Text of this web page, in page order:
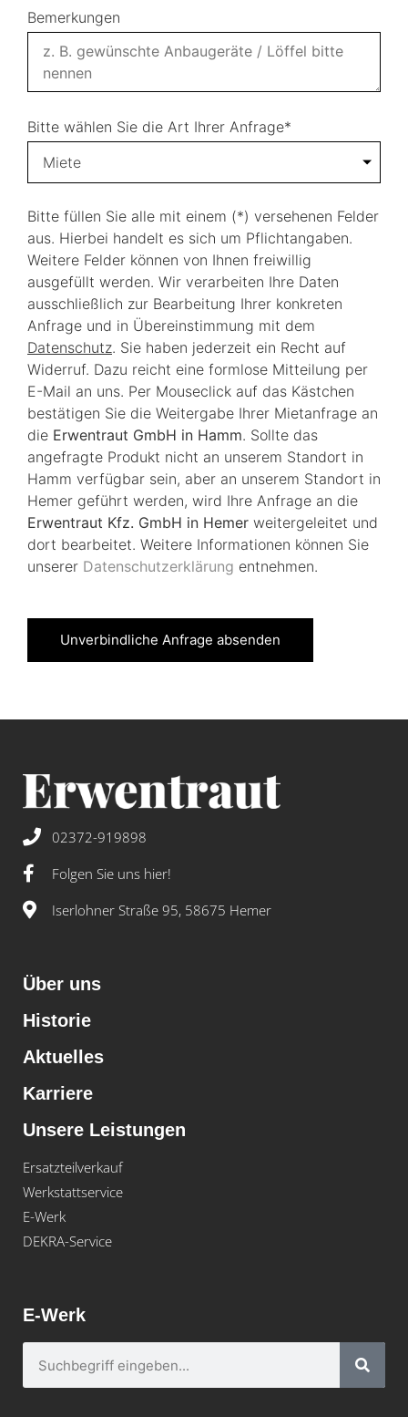
Bemerkungen
Bitte wählen Sie die Art Ihrer Anfrage*
Miete
Bitte füllen Sie alle mit einem (*) versehenen Felder
aus. Hierbei handelt es sich um Pflichtangaben.
Weitere Felder können von Ihnen freiwillig
ausgefüllt werden. Wir verarbeiten Ihre Daten
ausschließlich zur Bearbeitung Ihrer konkreten
Anfrage und in Übereinstimmung mit dem
Datenschutz. Sie haben jederzeit ein Recht auf
Widerruf. Dazu reicht eine formlose Mitteilung per
E-Mail an uns. Per Mouseclick auf das Kästchen
bestätigen Sie die Weitergabe Ihrer Mietanfrage an
die Erwentraut GmbH in Hamm. Sollte das
angefragte Produkt nicht an unserem Standort in
Hamm verfügbar sein, aber an unserem Standort in
Hemer geführt werden, wird Ihre Anfrage an die
Erwentraut Kfz. GmbH in Hemer weitergeleitet und
dort bearbeitet. Weitere Informationen können Sie
unserer Datenschutzerklärung entnehmen.
Unverbindliche Anfrage absenden
02372-919898
Folgen Sie uns hier!
Iserlohner Straße 95, 58675 Hemer
Über uns
Historie
Aktuelles
Karriere
Unsere Leistungen
Ersatzteilverkauf
Werkstattservice
E-Werk
DEKRA-Service
E-Werk